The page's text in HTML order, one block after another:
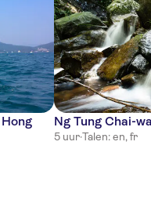
Ng Tung Chai-
5 uur·Talen: en, fr